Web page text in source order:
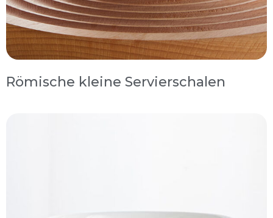
Römische kleine Servierschalen